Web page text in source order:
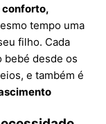
conforto,
tempo uma
filho. Cada
bebé desde os
e também é